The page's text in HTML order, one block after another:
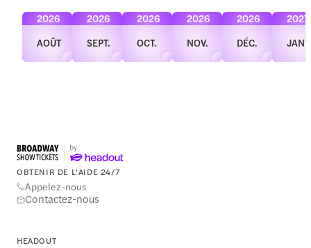
AOÛT
2026
SEPT.
2026
OCT.
2026
NOV.
2026
DÉC.
2026
2027
OBTENIR DE L'AIDE 24/7
Appelez-nous
Contactez-nous
HEADOUT